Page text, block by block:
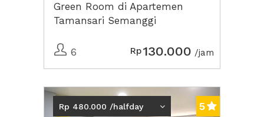
Green Room di Apartemen
Tamansari Semanggi
6 Rp130.000 /jam
Previous Next2
Rp 480.000 /halfday 5